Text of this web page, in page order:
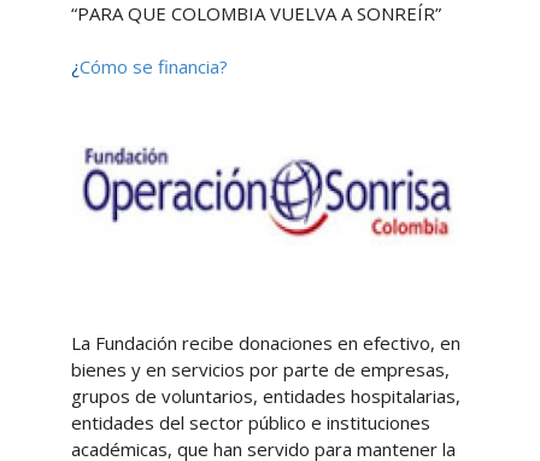
“PARA QUE COLOMBIA VUELVA A SONREÍR”
¿Cómo se financia?
La Fundación recibe donaciones en efectivo, en
bienes y en servicios por parte de empresas,
grupos de voluntarios, entidades hospitalarias,
entidades del sector público e instituciones
académicas, que han servido para mantener la